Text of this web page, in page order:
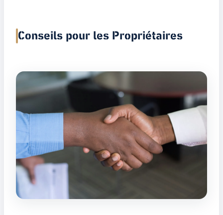
Conseils pour les Propriétaires